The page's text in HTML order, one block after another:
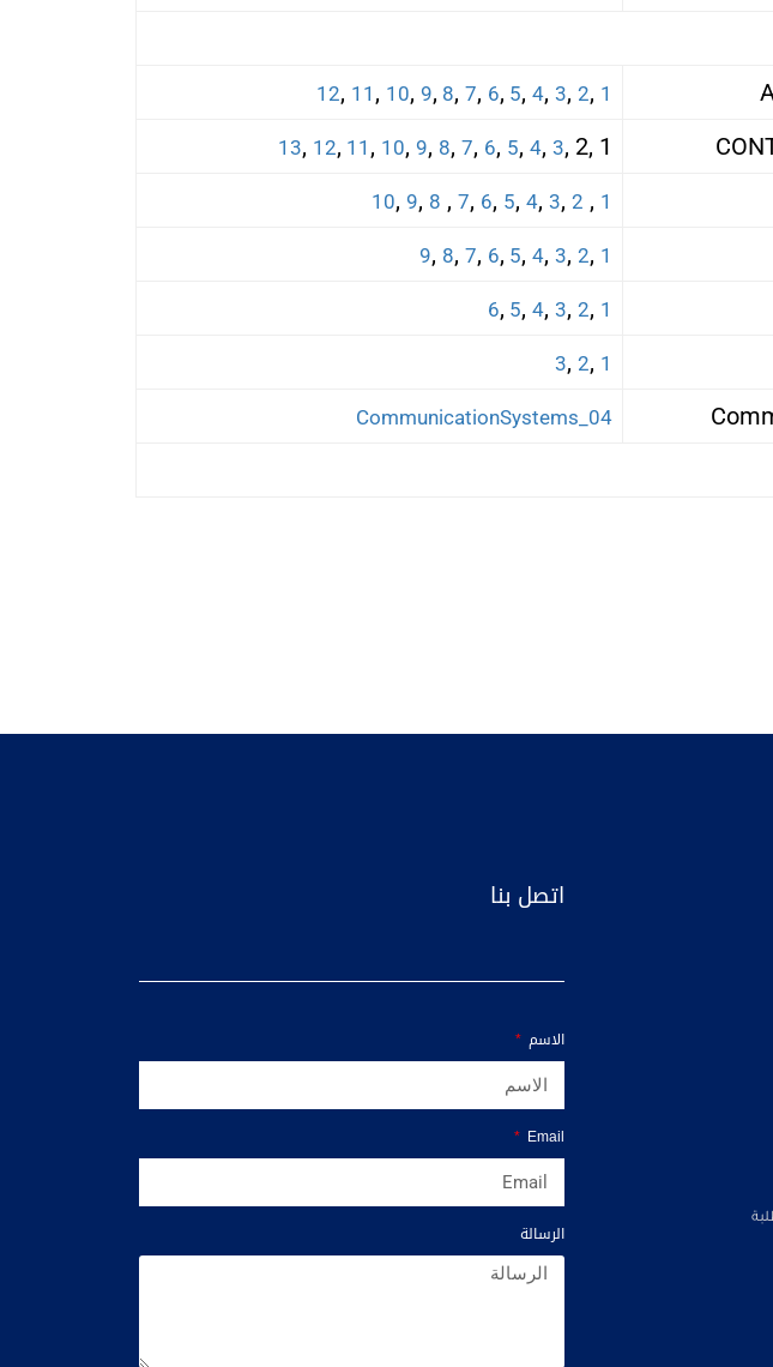
1
,
2
,
3
,
4
,
5
,
6
,
7
,
8
,
9
,
10
,
11
,
12
1 ,2 ,
3
,
4
,
5
,
6
,
7
,
8
,
9
,
10
,
11
,
12
,
13
1
,
2
,
3
,
4
,
5
,
6
,
7
,
8
,
9
,
10
1
,
2
,
3
,
4
,
5
,
6
,
7
,
8
,
9
1
,
2
,
3
,
4
,
5
,
6
1
,
2
,
3
04_CommunicationSystems
اتصل بنا
الاسم
Email
الرسالة